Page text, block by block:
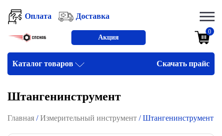
Оплата Доставка
Акция
0
Каталог товаров Скачать прайс
Штангенинструмент
Главная /Измерительный инструмент / Штангенинструмент